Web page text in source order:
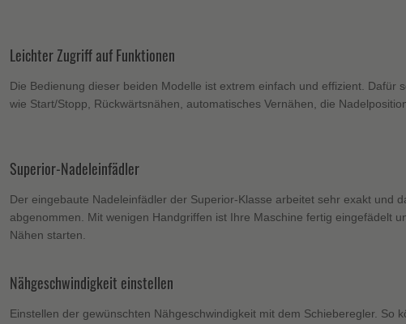
Leichter Zugriff auf Funktionen
Die Bedienung dieser beiden Modelle ist extrem einfach und effizient. Dafür
wie Start/Stopp, Rückwärtsnähen, automatisches Vernähen, die
Superior-Nadeleinfädler
Der eingebaute Nadeleinfädler der Superior-Klasse arbeitet sehr exakt und
abgenommen. Mit wenigen Handgriffen ist Ihre Maschine fertig eingefädelt
Nähen starten.
Nähgeschwindigkeit einstellen
Einstellen der gewünschten Nähgeschwindigkeit mit dem Schieberegler. So